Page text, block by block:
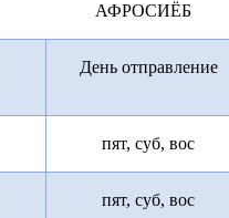
АФРОСИЁБ
День отправление
пят, суб, вос
пят, суб, вос